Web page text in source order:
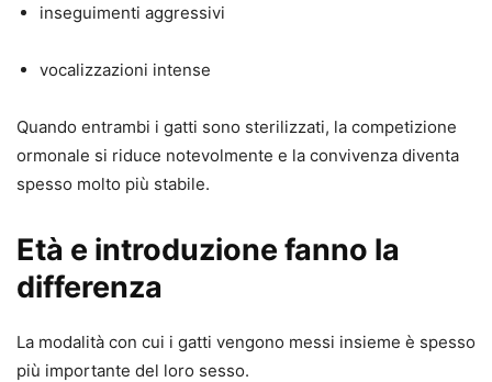
inseguimenti aggressivi
vocalizzazioni intense
Quando entrambi i gatti sono sterilizzati, la competizione
ormonale si riduce notevolmente e la convivenza diventa
spesso molto più stabile.
Età e introduzione fanno la
differenza
La modalità con cui i gatti vengono messi insieme è spesso
più importante del loro sesso.